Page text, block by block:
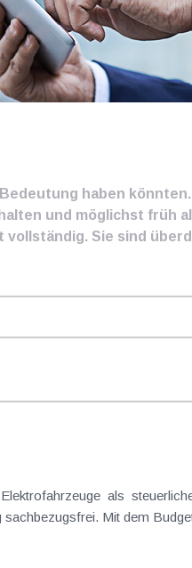
haben
und möglichst früh
vollständig. Sie sind
Mit dem